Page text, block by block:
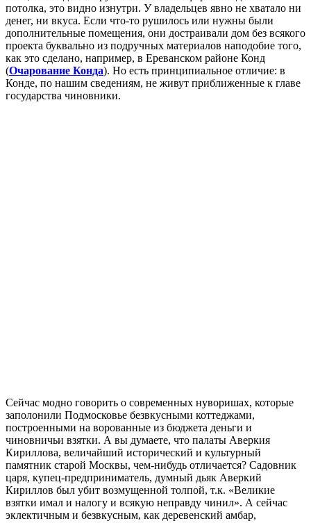
потолка, это видно изнутри. У владельцев явно не хватало ни
денег, ни вкуса. Если что-то рушилось или нужны были
дополнительные помещения, они достраивали дом без всякого
проекта буквально из подручных материалов наподобие того,
как это сделано, например, в Ереванском районе Конд
(Очарование Конда). Но есть принципиальное отличие: в
Конде, по нашим сведениям, не живут приближенные к главе
государства чиновники.
Сейчас модно говорить о современных нуворишах, которые
заполонили Подмосковье безвкусными коттеджами,
построенными на ворованные из бюджета деньги и
чиновничьи взятки. А вы думаете, что палаты Аверкия
Кириллова, величайший исторический и культурный
памятник старой Москвы, чем-нибудь отличается? Садовник
царя, купец-предприниматель, думный дьяк Аверкий
Кириллов был убит возмущенной толпой, т.к. «Великие
взятки имал и налогу и всякую неправду чинил». А сейчас
эклектичным и безвкусным, как деревенский амбар,